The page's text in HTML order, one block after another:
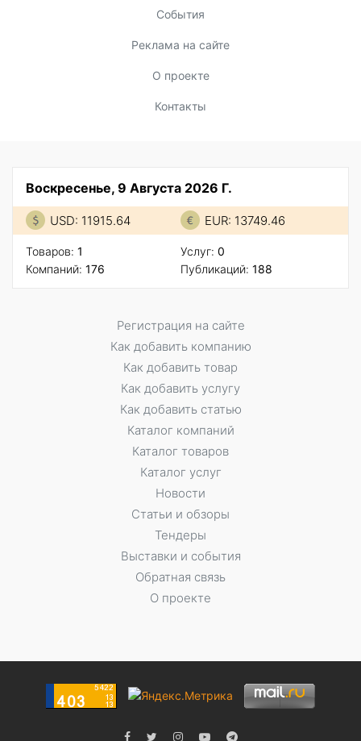
События
Реклама на сайте
О проекте
Контакты
Воскресенье, 9 Августа 2026 Г.
USD: 11915.64 EUR: 13749.46
Товаров: 1
Компаний: 176
Услуг: 0
Публикаций: 188
Регистрация на сайте
Как добавить компанию
Как добавить товар
Как добавить услугу
Как добавить статью
Каталог компаний
Каталог товаров
Каталог услуг
Новости
Статьи и обзоры
Тендеры
Выставки и события
Обратная связь
О проекте